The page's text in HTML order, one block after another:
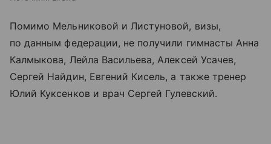
Помимо Мельниковой и Листуновой, визы,
по данным федерации, не получили гимнасты Анна
Калмыкова, Лейла Васильева, Алексей Усачев,
Сергей Найдин, Евгений Кисель, а также тренер
Юлий Куксенков и врач Сергей Гулевский.